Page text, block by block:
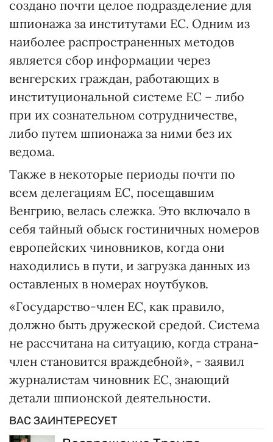
создано почти целое подразделение для
шпионажа за институтами ЕС. Одним из
наиболее распространенных методов
является сбор информации через
венгерских граждан, работающих в
институциональной системе ЕС – либо
при их сознательном сотрудничестве,
либо путем шпионажа за ними без их
ведома.
Также в некоторые периоды почти по
всем делегациям ЕС, посещавшим
Венгрию, велась слежка. Это включало в
себя тайный обыск гостиничных номеров
европейских чиновников, когда они
находились в пути, и загрузка данных из
оставленых в номерах ноутбуков.
«Государство-член ЕС, как правило,
должно быть дружеской средой. Система
не рассчитана на ситуацию, когда страна-
член становится враждебной», - заявил
журналистам чиновник ЕС, знающий
детали шпионской деятельности.
ВАС ЗАИНТЕРЕСУЕТ